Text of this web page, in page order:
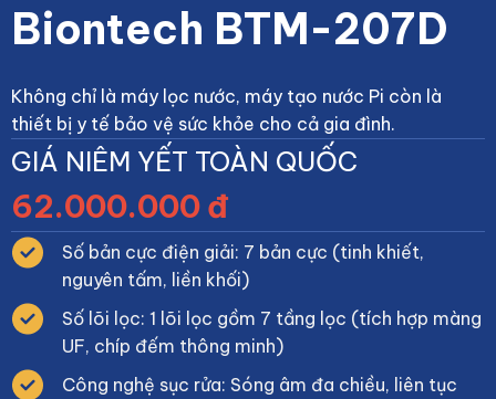
Biontech BTM-207D
Không chỉ là máy lọc nước, máy tạo nước Pi còn là
thiết bị y tế bảo vệ sức khỏe cho cả gia đình.
GIÁ NIÊM YẾT TOÀN QUỐC
62.000.000 đ
Số bản cực điện giải: 7 bản cực (tinh khiết,
nguyên tấm, liền khối)
Số lõi lọc: 1 lõi lọc gồm 7 tầng lọc (tích hợp màng
UF, chíp đếm thông minh)
Công nghệ sục rửa: Sóng âm đa chiều, liên tục